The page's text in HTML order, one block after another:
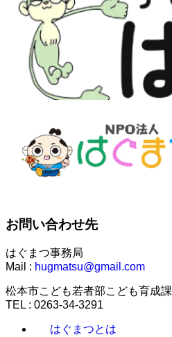
お問い合わせ先
はぐまつ事務局
Mail : hugmatsu@gmail.com
松本市こども若者部こども育成課
TEL : 0263-34-3291
はぐまつとは